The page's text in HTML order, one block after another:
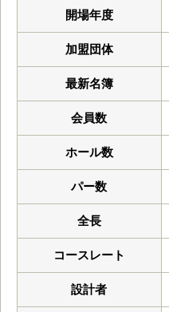
開場年度
加盟団体
最新名簿
会員数
ホール数
パー数
全長
コースレート
設計者